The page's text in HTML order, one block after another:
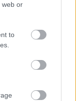
web or
to